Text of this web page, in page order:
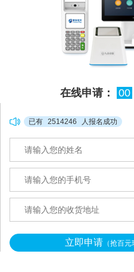
在线申请： 00
已有 2514246 人报名成功
立即申请（抢百元